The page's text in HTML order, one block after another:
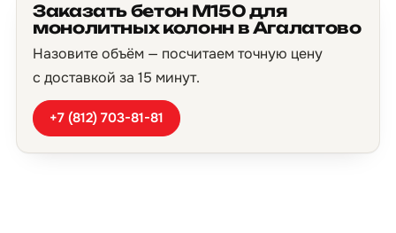
Заказать бетон М150 для
монолитных колонн в Агалатово
Назовите объём — посчитаем точную цену
с доставкой за 15 минут.
+7 (812) 703-81-81